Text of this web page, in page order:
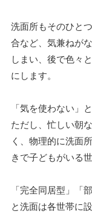
洗面所もそのひと
合など、気兼ねが
しまい、後で色々
にします。
「気を使わない」
ただし、忙しい朝
く、物理的に洗面
きで子どもがいる
「完全同居型」「
と洗面は各世帯に